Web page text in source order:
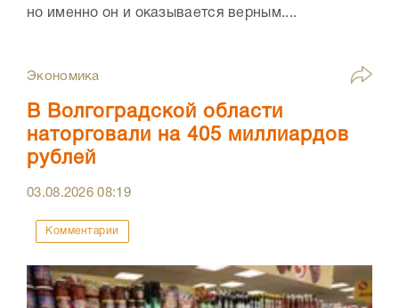
но именно он и оказывается верным....
Экономика
В Волгоградской области
наторговали на 405 миллиардов
рублей
03.08.202608:19
Комментарии